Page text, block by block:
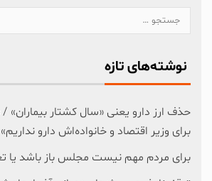
نوشته‌های تازه
حذف ارز دارو یعنی «سال کشتار بیماران» /
برای وزیر اقتصاد و خانواده‌اش دارو نداریم»
برای مردم مهم نیست مجلس باز باشد یا